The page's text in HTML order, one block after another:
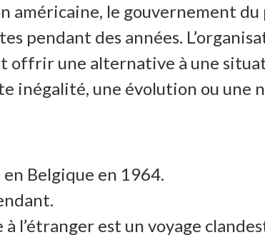
américaine, le gouvernement
pendant des années.
offrir une alternative à une
inégalité, une évolution ou une
Belgique en 1964.
l’étranger est un voyage